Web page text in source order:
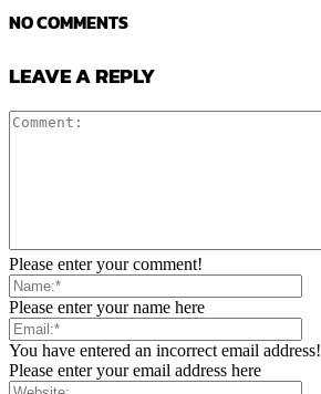
NO COMMENTS
LEAVE A REPLY
Please enter your comment!
Please enter your name here
You have entered an incorrect email address!
Please enter your email address here